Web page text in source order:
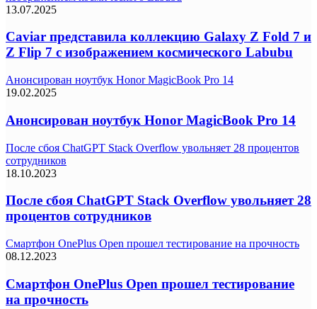
13.07.2025
Caviar представила коллекцию Galaxy Z Fold 7 и
Z Flip 7 с изображением космического Labubu
Анонсирован ноутбук Honor MagicBook Pro 14
19.02.2025
Анонсирован ноутбук Honor MagicBook Pro 14
После сбоя ChatGPT Stack Overflow увольняет 28 процентов
сотрудников
18.10.2023
После сбоя ChatGPT Stack Overflow увольняет 28
процентов сотрудников
Смартфон OnePlus Open прошел тестирование на прочность
08.12.2023
Смартфон OnePlus Open прошел тестирование
на прочность